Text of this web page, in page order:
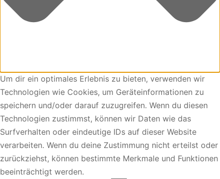
Um dir ein optimales Erlebnis zu bieten, verwenden wir
Technologien wie Cookies, um Geräteinformationen zu
speichern und/oder darauf zuzugreifen. Wenn du diesen
Technologien zustimmst, können wir Daten wie das
Surfverhalten oder eindeutige IDs auf dieser Website
verarbeiten. Wenn du deine Zustimmung nicht erteilst oder
zurückziehst, können bestimmte Merkmale und Funktionen
beeinträchtigt werden.